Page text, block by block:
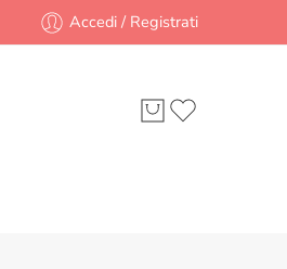
Accedi / Registrati